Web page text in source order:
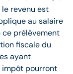
revenu est
au salaire
ce prélèvement
fiscale du
ayant
impôt pourront